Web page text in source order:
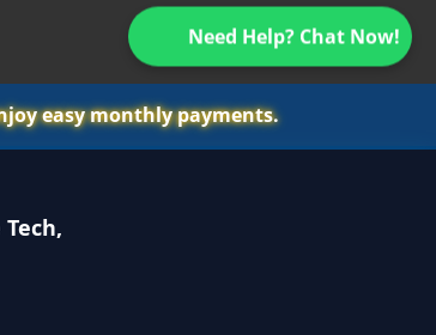
Need Help? Chat Now!
easy monthly payments.